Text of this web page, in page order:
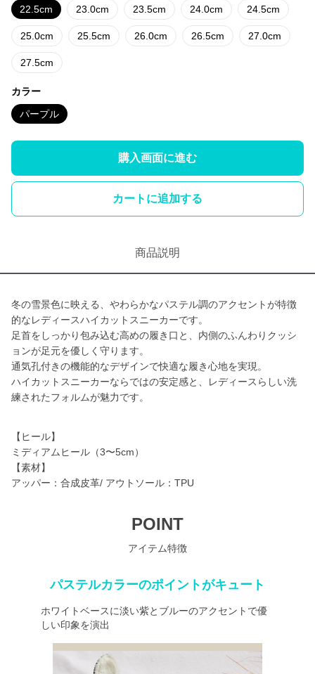
22.5cm 23.0cm 23.5cm 24.0cm 24.5cm
25.0cm 25.5cm 26.0cm 26.5cm 27.0cm
27.5cm
カラー
パープル
購入画面に進む
カートに追加する
商品説明
冬の雪景色に映える、やわらかなパステル調のアクセントが特徴
的なレディースハイカットスニーカーです。
足首をしっかり包み込む高めの履き口と、内側のふんわりクッシ
ョンが足元を優しく守ります。
通気孔付きの機能的なデザインで快適な履き心地を実現。
ハイカットスニーカーならではの安定感と、レディースらしい洗
練されたフォルムが魅力です。
【ヒール】
ミディアムヒール（3〜5cm）
【素材】
アッパー：合成皮革/ アウトソール：TPU
POINT
アイテム特徴
パステルカラーのポイントがキュート
ホワイトベースに淡い紫とブルーのアクセントで優
しい印象を演出